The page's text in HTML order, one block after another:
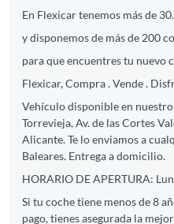
En Flexicar tenemos más de
y disponemos de más de 200
para que encuentres tu nuevo
Flexicar, Compra . Vende .
Vehículo disponible en
Torrevieja, Av. de las Cortes
Alicante. Te lo enviamos a
Baleares. Entrega a domicilio.
HORARIO DE APERTURA:
Si tu coche tiene menos de 8
pago, tienes asegurada la